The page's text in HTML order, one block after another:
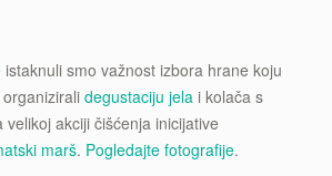
istaknuli smo važnost izbora hrane koju
organiziralidegustaciju jela i kolača s
akciji čišćenja inicijative
marš. Pogledajte fotografije.